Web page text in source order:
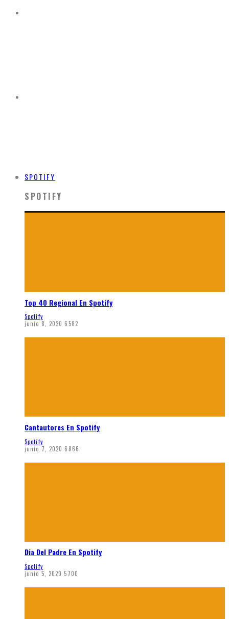
SPOTIFY
SPOTIFY
Top 40 Regional En Spotify
Spotify
junio 8, 2020 6582
Cantautores En Spotify
Spotify
junio 7, 2020 6866
Dia Del Padre En Spotify
Spotify
junio 5, 2020 5700